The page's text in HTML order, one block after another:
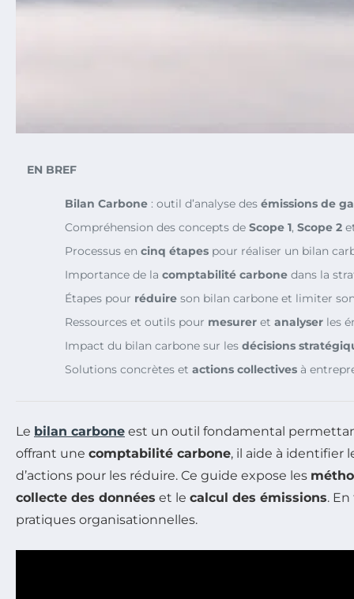
EN BREF
Bilan Carbone : outil d’analyse des émissions de
Compréhension des concepts de Scope 1, Scope 2
Processus en cinq étapes pour réaliser un bilan
Importance de la comptabilité carbone dans la
Étapes pour réduire son bilan carbone et limiter
Ressources et outils pour mesurer et analyser les
Impact du bilan carbone sur les décisions
Solutions concrètes et actions collectives à
Le bilan carbone est un outil fondamental
offrant une comptabilité carbone, il aide à identifier
d’actions pour les réduire. Ce guide expose les
collecte des données et le calcul des émissions.
pratiques organisationnelles.